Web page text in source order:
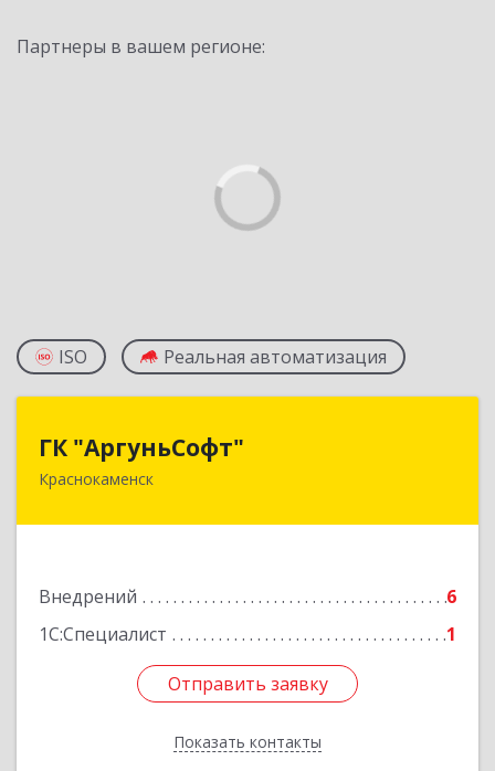
Партнеры в вашем регионе:
ISO Реальная автоматизация
ГК "АргуньСофт"
Краснокаменск
Внедрений
6
1С:Специалист
1
Отправить заявку
Показать контакты
674673, Забайкальский край, Краснокаменский
Подробнее
Отправить заявку
Назад